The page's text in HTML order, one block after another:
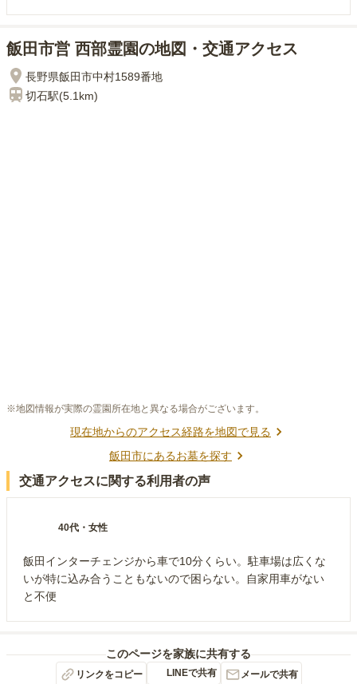
飯田市営 西部霊園の地図・交通アクセス
長野県飯田市中村1589番地
切石駅(5.1km)
※地図情報が実際の霊園所在地と異なる場合がございます。
現在地からのアクセス経路を地図で見る
飯田市にあるお墓を探す
交通アクセスに関する利用者の声
40代 ・ 女性
飯田インターチェンジから車で10分くらい。駐車場は広くな
いが特に込み合うこともないので困らない。自家用車がない
と不便
このページを家族に共有する
リンクをコピー LINEで共有 メールで共有